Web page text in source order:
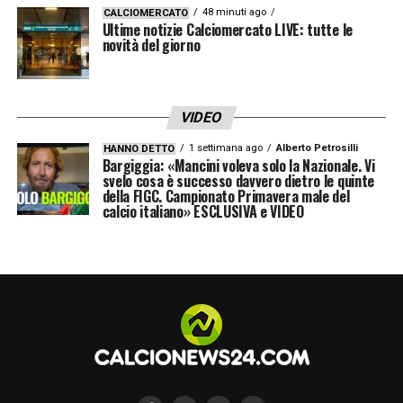
CALCIOMERCATO 48 minuti ago
Ultime notizie Calciomercato LIVE: tutte le
novità del giorno
VIDEO
HANNO DETTO 1 settimana ago Alberto Petrosilli
Bargiggia: «Mancini voleva solo la Nazionale. Vi
svelo cosa è successo davvero dietro le quinte
della FIGC. Campionato Primavera male del
calcio italiano» ESCLUSIVA e VIDEO